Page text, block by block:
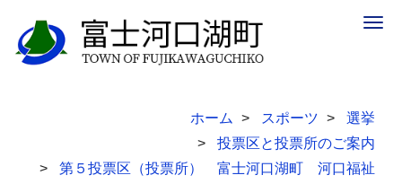
ホーム スポーツ
選挙
投票区と投票所のご案内
第５投票区（投票所） 富士河口湖町 河口福祉